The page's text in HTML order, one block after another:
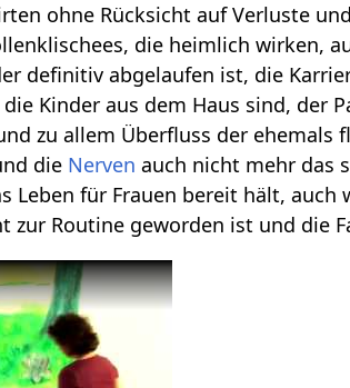
ohne Rücksicht auf Verluste
die heimlich wirken,
definitiv abgelaufen ist, die
Kinder aus dem Haus sind, der
zu allem Überfluss der
die Nerven auch nicht mehr das
Leben für Frauen bereit hält,
zur Routine geworden ist und die